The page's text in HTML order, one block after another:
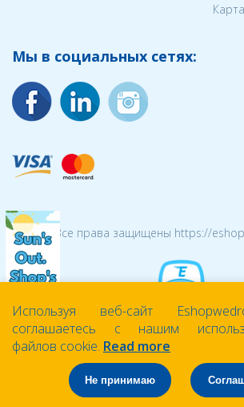
Мы в социальных сетях:
© 2026 Все права защищены https://
Используя веб-сайт
соглашаетесь с нашим
файлов cookie. Read more
Не принимаю